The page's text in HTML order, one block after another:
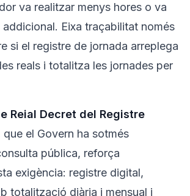
va realitzar menys hores o va
Eixa traçabilitat només
si el registre de jornada arreplega
reals i totalitza les jornades per
Reial Decret del Registre
que el Govern ha sotmés
pública, reforça
exigència: registre digital,
totalització diària i mensual i